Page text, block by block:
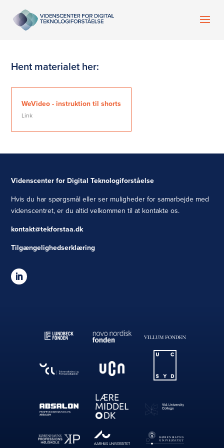
Hent materialet her:
WeVideo - instruktion til shorts
Link
Videnscenter for Digital Teknologiforståelse
Hvis du har spørgsmål eller ser muligheder for samarbejde med
videnscentret, er du altid velkommen til at kontakte os.
kontakt@tekforstaa.dk
Tilgængelighedserklæring